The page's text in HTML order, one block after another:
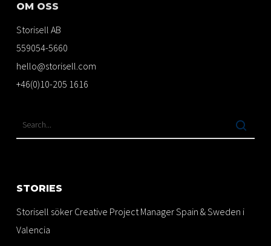
OM OSS
Storisell AB
559054-5660
hello@storisell.com
+46(0)10-205 1616
STORIES
Storisell söker Creative Project Manager Spain & Sweden i
Valencia